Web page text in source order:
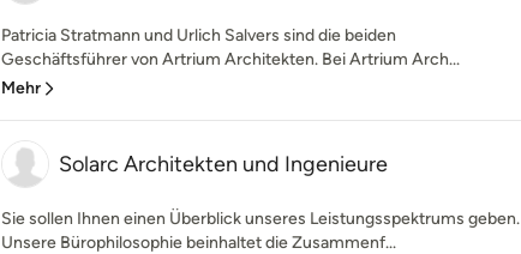
Patricia Stratmann und Urlich Salvers sind die beiden
Geschäftsführer von Artrium Architekten. Bei Artrium Arch...
Mehr
Solarc Architekten und Ingenieure
Sie sollen Ihnen einen Überblick unseres Leistungsspektrums geben.
Unsere Bürophilosophie beinhaltet die Zusammenf...